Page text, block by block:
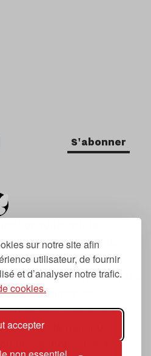
sur notre site afin
utilisateur, de fournir
et d’analyser notre trafic.
cookies.
accepter
S'abonner
sur la
tendances, dont la
de 2007.
« prochain », « suivant
thématique du
nouvelles tendances
de la musique
du hip hop, et des